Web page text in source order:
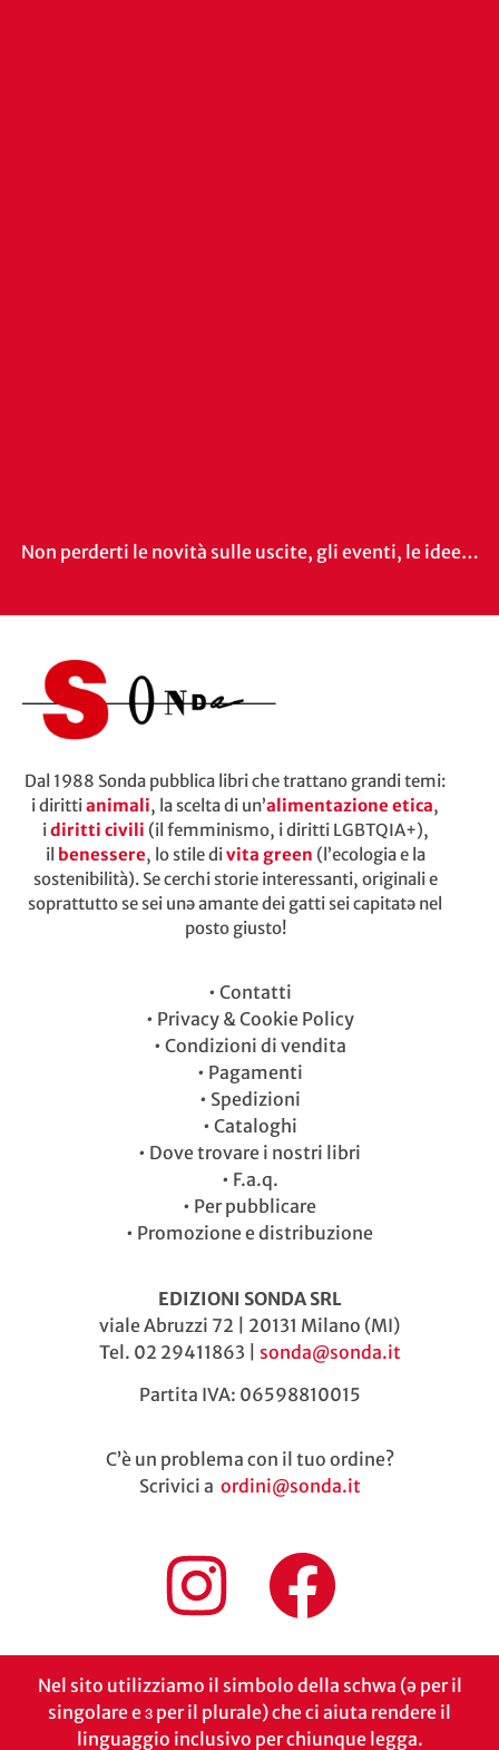
Non perderti le novità sulle uscite, gli eventi, le idee…
Dal 1988 Sonda pubblica libri che trattano grandi temi:
i dirittianimali, la scelta di un’alimentazione etica,
idiritti civili (il femminismo, i diritti LGBTQIA+),
il benessere, lo stile divita green (l’ecologia e la
sostenibilità). Se cerchi storie interessanti, originali e
soprattutto se sei unə amante dei gatti sei capitatə nel
posto giusto!
• Contatti
• Privacy & Cookie Policy
• Condizioni di vendita
• Pagamenti
• Spedizioni
• Cataloghi
• Dove trovare i nostri libri
• F.a.q.
• Per pubblicare
• Promozione e distribuzione
EDIZIONI SONDA SRL
viale Abruzzi 72 | 20131 Milano (MI)
Tel. 02 29411863 | sonda@sonda.it
Partita IVA: 06598810015
C’è un problema con il tuo ordine?
Scrivici a ordini@sonda.it
Nel sito utilizziamo il simbolo della schwa (ə per il
singolare e ɜ per il plurale) che ci aiuta rendere il
linguaggio inclusivo per chiunque legga.